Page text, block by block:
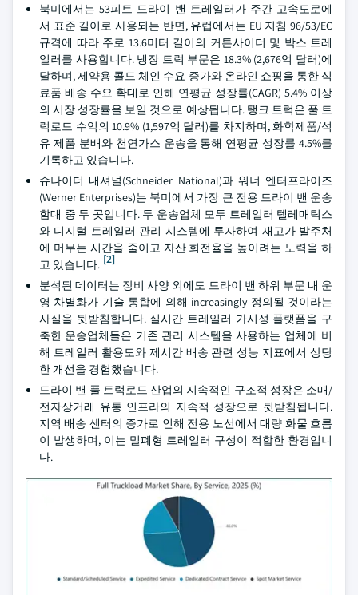
북미에서는 53피트 드라이 밴 트레일러가 주간 고속도로에
서 표준 길이로 사용되는 반면, 유럽에서는 EU 지침 96/53/EC
규격에 따라 주로 13.6미터 길이의 커튼사이더 및 박스 트레
일러를 사용합니다. 냉장 트럭 부문은 18.3% (2,676억 달러)에
달하며, 제약용 콜드 체인 수요 증가와 온라인 쇼핑을 통한 식
료품 배송 수요 확대로 인해 연평균 성장률(CAGR) 5.4% 이상
의 시장 성장률을 보일 것으로 예상됩니다. 탱크 트럭은 풀 트
럭로드 수익의 10.9% (1,597억 달러)를 차지하며, 화학제품/석
유 제품 분배와 천연가스 운송을 통해 연평균 성장률 4.5%를
기록하고 있습니다.
슈나이더 내셔널(Schneider National)과 워너 엔터프라이즈
(Werner Enterprises)는 북미에서 가장 큰 전용 드라이 밴 운송
함대 중 두 곳입니다. 두 운송업체 모두 트레일러 텔레매틱스
와 디지털 트레일러 관리 시스템에 투자하여 재고가 발주처
에 머무는 시간을 줄이고 자산 회전율을 높이려는 노력을 하
고 있습니다. [2]
분석된 데이터는 장비 사양 외에도 드라이 밴 하위 부문 내 운
영 차별화가 기술 통합에 의해 increasingly 정의될 것이라는
사실을 뒷받침합니다. 실시간 트레일러 가시성 플랫폼을 구
축한 운송업체들은 기존 관리 시스템을 사용하는 업체에 비
해 트레일러 활용도와 제시간 배송 관련 성능 지표에서 상당
한 개선을 경험했습니다.
드라이 밴 풀 트럭로드 산업의 지속적인 구조적 성장은 소매/
전자상거래 유통 인프라의 지속적 성장으로 뒷받침됩니다.
지역 배송 센터의 증가로 인해 전용 노선에서 대량 화물 흐름
이 발생하며, 이는 밀폐형 트레일러 구성이 적합한 환경입니
다.